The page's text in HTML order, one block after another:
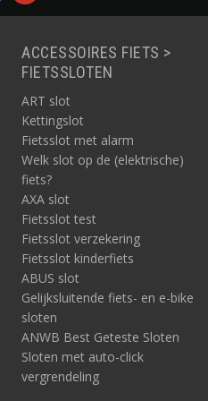
ACCESSOIRES FIETS >
FIETSSLOTEN
ART slot
Kettingslot
Fietsslot met alarm
Welk slot op de (elektrische)
fiets?
AXA slot
Fietsslot test
Fietsslot verzekering
Fietsslot kinderfiets
ABUS slot
Gelijksluitende fiets- en e-bike
sloten
ANWB Best Geteste Sloten
Sloten met auto-click
vergrendeling